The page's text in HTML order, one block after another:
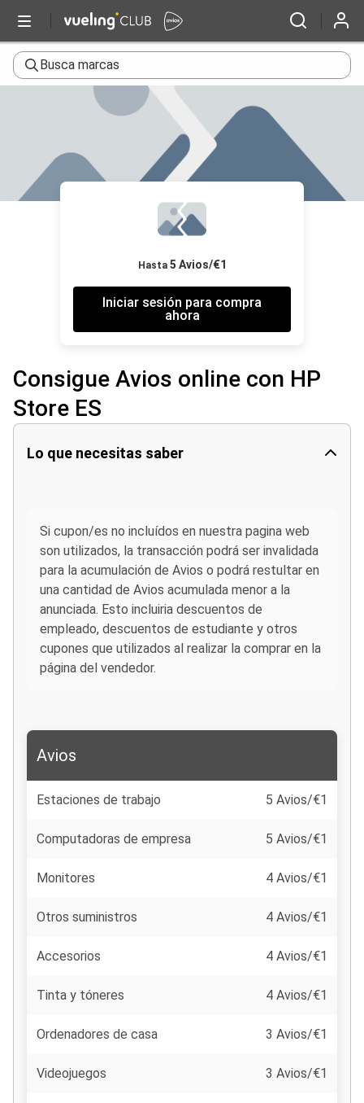
Busca marcas
Hasta5 Avios/€1
Iniciar sesión para compra
ahora
Consigue Avios online con HP
Store ES
Lo que necesitas saber
Si cupon/es no incluídos en nuestra pagina web
son utilizados, la transacción podrá ser invalidada
para la acumulación de Avios o podrá restultar en
una cantidad de Avios acumulada menor a la
anunciada. Esto incluiria descuentos de
empleado, descuentos de estudiante y otros
cupones que utilizados al realizar la comprar en la
página del vendedor.
Avios
Estaciones de trabajo 5 Avios/€1
Computadoras de empresa 5 Avios/€1
Monitores 4 Avios/€1
Otros suministros 4 Avios/€1
Accesorios 4 Avios/€1
Tinta y tóneres 4 Avios/€1
Ordenadores de casa 3 Avios/€1
Videojuegos 3 Avios/€1